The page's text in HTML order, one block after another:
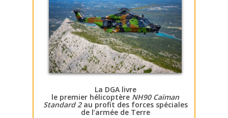
La DGA livre
le premier hélicoptère NH90 Caïman
Standard 2au profit des forces spéciales
de l’armée de Terre